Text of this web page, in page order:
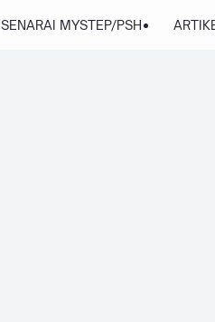
SENARAI MYSTEP/PSH